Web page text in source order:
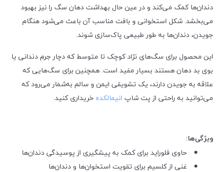
دندان‌ها کمک می‌کند و در عین حال بهداشت دهان سگ را نیز بهبود
می‌بخشد. شکل استخوانی و بافت مناسب آن باعث می‌شود هنگام
جویدن، دندان‌ها به طور طبیعی پاک‌سازی شوند.
این محصول برای سگ‌های نژاد کوچک تا متوسط که دچار جرم دندانی یا
بوی بد دهان هستند بسیار مفید است. همچنین برای سگ‌هایی که
علاقه به جویدن دارند، یک تشویقی ایمن و سالم به‌شمار می‌رود که
می‌توانید به راحتی از پت شاپ انیمالکده خریداری کنید.
ویژگی‌ها:
حاوی فلوراید برای کمک به پیشگیری از پوسیدگی دندان‌ها
غنی از کلسیم برای تقویت استخوان‌ها و دندان‌ها